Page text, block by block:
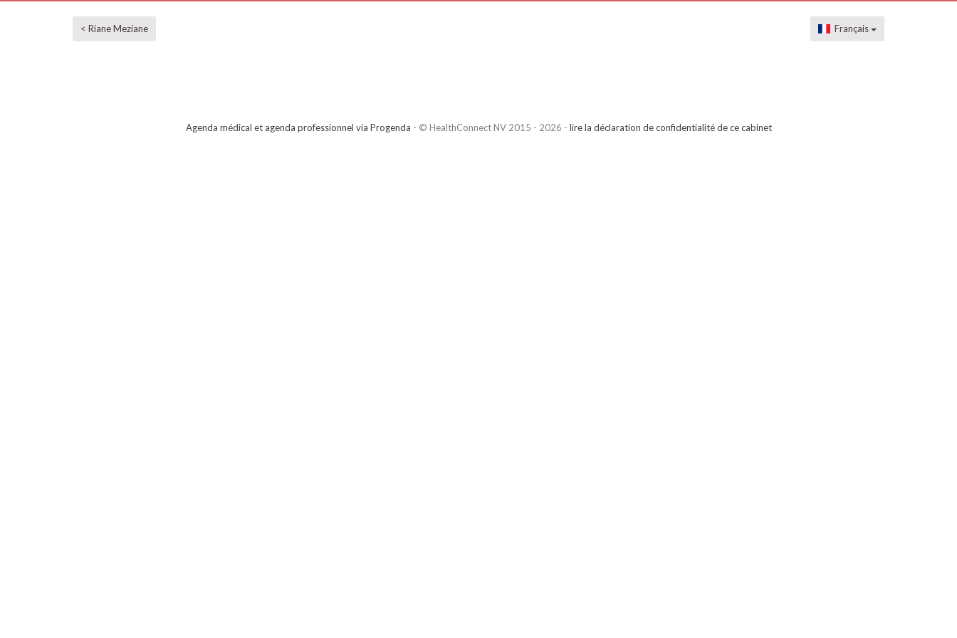
< Riane Meziane Français
Agenda médical et agenda professionnel via Progenda - © HealthConnect NV 2015 - 2026 - lire la déclaration de confidentialité de ce cabinet